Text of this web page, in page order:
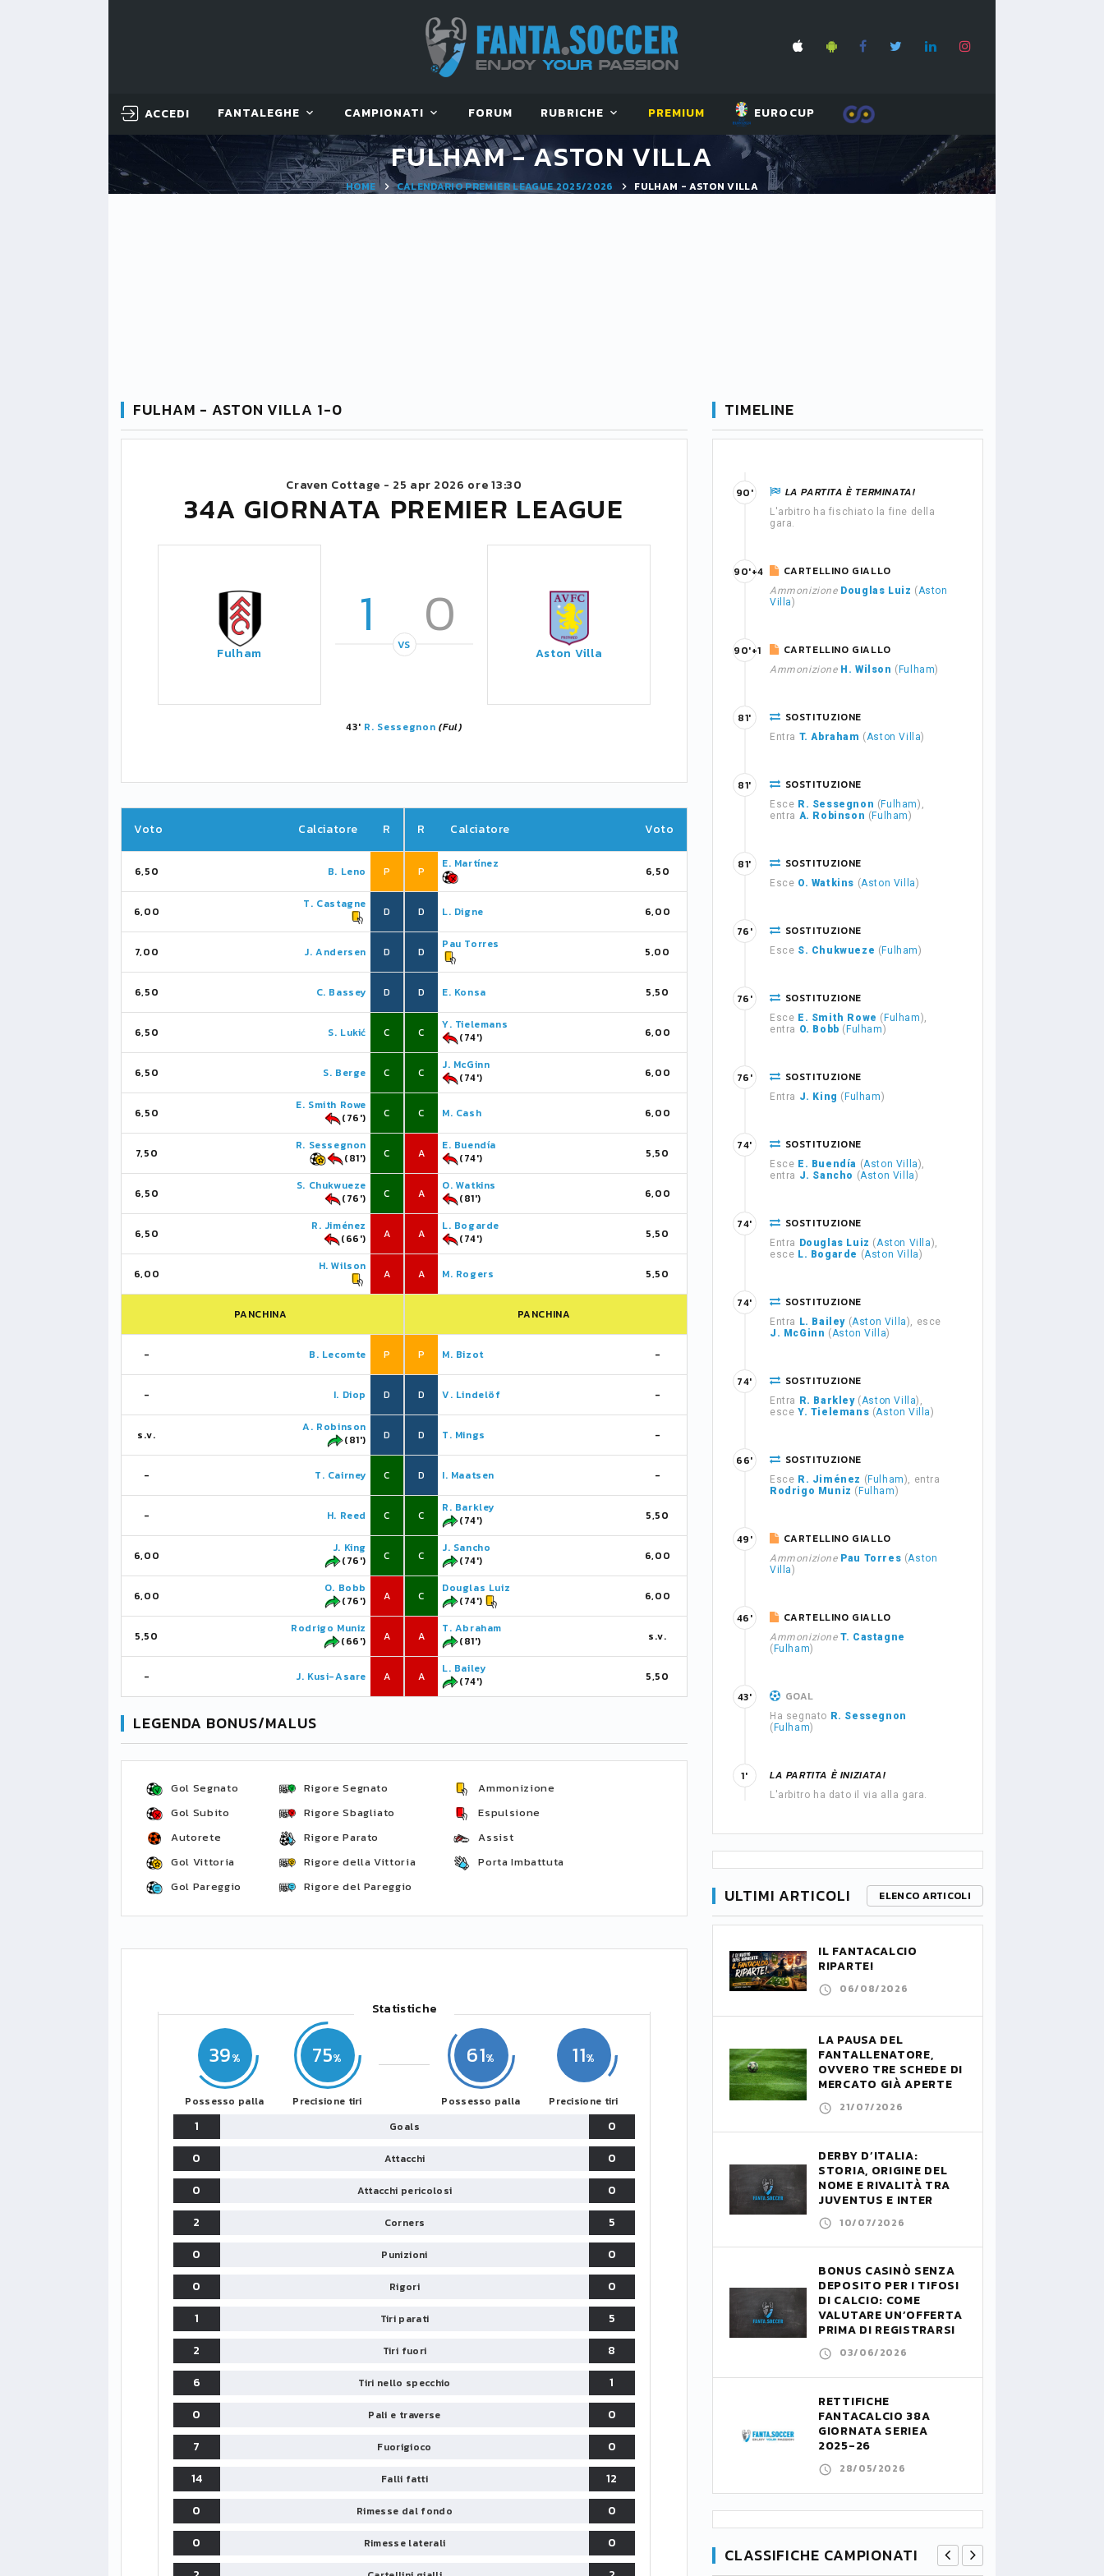
ACCEDI FANTALEGHE CAMPIONATI FORUM RUBRICHE PREMIUM EUROCUP
FULHAM - ASTON VILLA
HOME CALENDARIO PREMIER LEAGUE 2025/2026 FULHAM - ASTON VILLA
FULHAM - ASTON VILLA 1-0
Craven Cottage - 25 apr 2026 ore 13:30
34A GIORNATA PREMIER LEAGUE
Fulham
1 0
VS Aston Villa
43' R. Sessegnon (Ful)
Voto Calciatore R
6,50 B. Leno P
6,00
T. Castagne
D
7,00 J. Andersen D
6,50 C. Bassey D
6,50 S. Lukić C
6,50 S. Berge C
6,50
E. Smith Rowe
(76')
C
7,50
R. Sessegnon
(81')
C
6,50
S. Chukwueze
(76')
C
6,50
R. Jiménez
(66')
A
6,00
H. Wilson
A
PANCHINA
- B. Lecomte P
- I. Diop D
s.v.
A. Robinson
(81')
D
- T. Cairney C
- H. Reed C
6,00
J. King
(76')
C
6,00
O. Bobb
(76')
A
5,50
Rodrigo Muniz
(66')
A
- J. Kusi-Asare A
R Calciatore Voto
P
E. Martínez
6,50
D L. Digne 6,00
D
Pau Torres
5,00
D E. Konsa 5,50
C
Y. Tielemans
(74')
6,00
C
J. McGinn
(74')
6,00
C M. Cash 6,00
A
E. Buendía
(74')
5,50
A
O. Watkins
(81')
6,00
A
L. Bogarde
(74')
5,50
A M. Rogers 5,50
PANCHINA
P M. Bizot -
D V. Lindelöf -
D T. Mings -
D I. Maatsen -
C
R. Barkley
(74')
5,50
C
J. Sancho
(74')
6,00
C
Douglas Luiz
(74')
6,00
A
T. Abraham
(81')
s.v.
A
L. Bailey
(74')
5,50
LEGENDA BONUS/MALUS
Gol Segnato
Gol Subito
Autorete
Gol Vittoria
Gol Pareggio
Rigore Segnato
Rigore Sbagliato
Rigore Parato
Rigore della Vittoria
Rigore del Pareggio
Ammonizione
Espulsione
Assist
Porta Imbattuta
Statistiche
39
Possesso palla
75
Precisione tiri
61
Possesso palla
11
Precisione tiri
1 Goals
0
0
Attacchi
0
0
Attacchi pericolosi
0
2
Corners
5
0
Punizioni
0
0
Rigori
0
1
Tiri parati
5
2
Tiri fuori
8
6
Tiri nello specchio
1
0
Pali e traverse
0
7
Fuorigioco
0
14
Falli fatti
12
0
Rimesse dal fondo
0
0
Rimesse laterali
0
TIMELINE
LA PARTITA È TERMINATA!
L'arbitro ha fischiato la fine della
gara.
90'
CARTELLINO GIALLO
Ammonizione Douglas Luiz (Aston
Villa)
90'+4
CARTELLINO GIALLO
Ammonizione H. Wilson ( Fulham)
90'+1
SOSTITUZIONE
Entra T. Abraham (Aston Villa)
81'
SOSTITUZIONE
Esce R. Sessegnon ( Fulham),
entra A. Robinson ( Fulham)
81'
SOSTITUZIONE
Esce O. Watkins (Aston Villa)
81'
SOSTITUZIONE
Esce S. Chukwueze ( Fulham)
76'
SOSTITUZIONE
Esce E. Smith Rowe ( Fulham),
entra O. Bobb ( Fulham)
76'
SOSTITUZIONE
Entra J. King ( Fulham)
76'
SOSTITUZIONE
Esce E. Buendía (Aston Villa),
entra J. Sancho (Aston Villa)
74'
SOSTITUZIONE
Entra Douglas Luiz (Aston Villa),
esce L. Bogarde (Aston Villa)
74'
SOSTITUZIONE
Entra L. Bailey (Aston Villa), esce
J. McGinn (Aston Villa)
74'
SOSTITUZIONE
Entra R. Barkley(Aston Villa),
esce Y. Tielemans (Aston Villa)
74'
SOSTITUZIONE
Esce R. Jiménez ( Fulham), entra
Rodrigo Muniz ( Fulham)
66'
CARTELLINO GIALLO
Ammonizione Pau Torres (Aston
Villa)
49'
CARTELLINO GIALLO
Ammonizione T. Castagne
( Fulham)
46'
GOAL
Ha segnato R. Sessegnon
( Fulham)
43'
LA PARTITA È INIZIATA!
L'arbitro ha dato il via alla gara.
1'
ULTIMI ARTICOLI ELENCO ARTICOLI
IL FANTACALCIO
RIPARTE!
06/08/2026
LA PAUSA DEL
FANTALLENATORE,
OVVERO TRE SCHEDE DI
MERCATO GIÀ APERTE
21/07/2026
DERBY D’ITALIA:
STORIA, ORIGINE DEL
NOME E RIVALITÀ TRA
JUVENTUS E INTER
10/07/2026
BONUS CASINÒ SENZA
DEPOSITO PER I TIFOSI
DI CALCIO: COME
VALUTARE UN’OFFERTA
PRIMA DI REGISTRARSI
03/06/2026
RETTIFICHE
FANTACALCIO 38A
GIORNATA SERIEA
2025-26
28/05/2026
CLASSIFICHE CAMPIONATI